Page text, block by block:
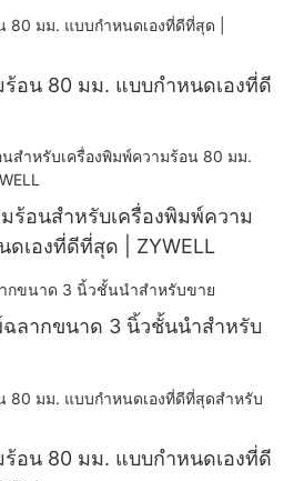
อน 80 มม. แบบกำหนดเองที่ดี
ร้อนสำหรับเครื่องพิมพ์ความ
เองที่ดีที่สุด | ZYWELL
ฉลากขนาด 3 นิ้วชั้นนำสำหรับ
อน 80 มม. แบบกำหนดเองที่ดี